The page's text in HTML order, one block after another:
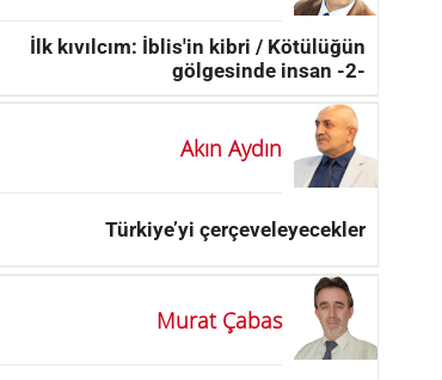
İlk kıvılcım: İblis'in kibri / Kötülüğün
gölgesinde insan -2-
Akın Aydın
Türkiye’yi çerçeveleyecekler
Murat Çabas